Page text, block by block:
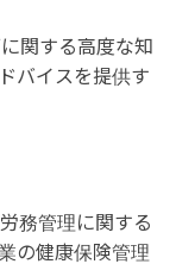
関する高度な知
バイスを提供す
務管理に関する
の健康保険管理